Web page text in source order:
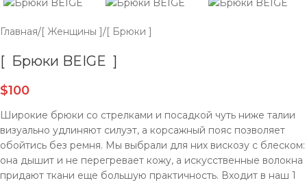
Главная/[ Женщины ]/[ Брюки ]
[ Брюки BEIGE ]
$100
Широкие брюки со стрелками и посадкой чуть ниже талии
визуально удлиняют силуэт, а корсажный пояс позволяет
обойтись без ремня. Мы выбрали для них вискозу с блеском:
она дышит и не перегревает кожу, а искусственные волокна
придают ткани еще большую практичность. Входит в наш 1